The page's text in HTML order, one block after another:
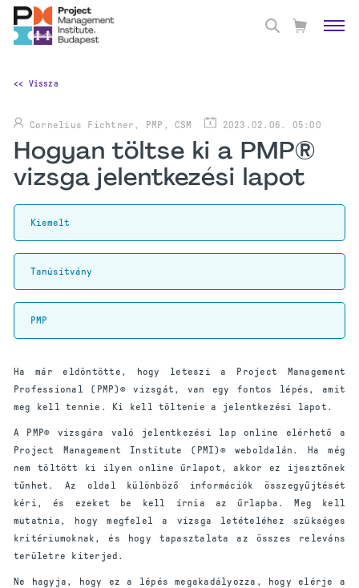
<< Vissza
Cornelius Fichtner, PMP, CSM 2023.02.06. 05:00
Hogyan töltse ki a PMP®
vizsga jelentkezési lapot
Kiemelt
Tanúsítvány
PMP
Ha már eldöntötte, hogy leteszi a Project Management
Professional (PMP)® vizsgát, van egy fontos lépés, amit
meg kell tennie. Ki kell töltenie a jelentkezési lapot.
A PMP® vizsgára való jelentkezési lap online elérhető a
Project Management Institute (PMI)® weboldalán. Ha még
nem töltött ki ilyen online űrlapot, akkor ez ijesztőnek
tűnhet. Az oldal különböző információk összegyűjtését
kéri, és ezeket be kell írnia az űrlapba. Meg kell
mutatnia, hogy megfelel a vizsga letételéhez szükséges
kritériumoknak, és hogy tapasztalata az összes releváns
területre kiterjed.
Ne hagyja, hogy ez a lépés megakadályozza, hogy elérje a